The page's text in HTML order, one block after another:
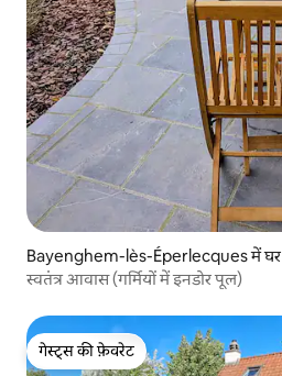
Bayenghem-lès-Éperlecques में घर
स्वतंत्र आवास (गर्मियों में इनडोर पूल)
गेस्ट्स की फ़ेवरेट
गेस्ट्स की फ़ेवरेट